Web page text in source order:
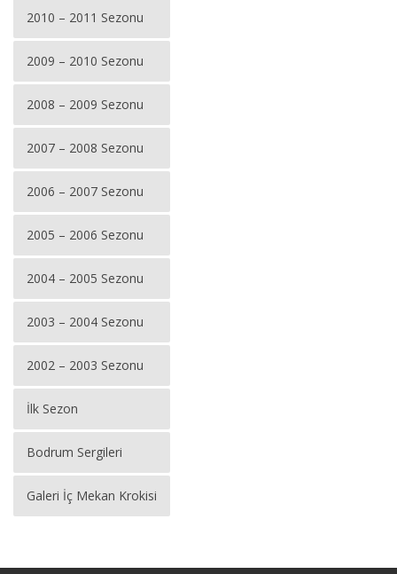
2010 – 2011 Sezonu
2009 – 2010 Sezonu
2008 – 2009 Sezonu
2007 – 2008 Sezonu
2006 – 2007 Sezonu
2005 – 2006 Sezonu
2004 – 2005 Sezonu
2003 – 2004 Sezonu
2002 – 2003 Sezonu
İlk Sezon
Bodrum Sergileri
Galeri İç Mekan Krokisi